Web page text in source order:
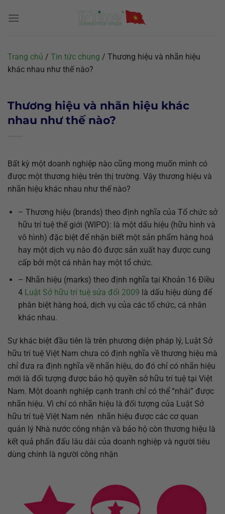
đến
Trang chủ / Tin tức chung / Thương hiệu và nhãn hiệu
khác nhau như thế nào?
Thương hiệu và nhãn hiệu khác
nhau như thế nào?
Bất kỳ một doanh nghiệp nào cũng mong muốn mình có
được một thương hiệu trên thị trường. Vậy thương hiệu và
nhãn hiệu khác nhau như thế nào?
– Thương hiệu (brands) theo định nghĩa của Tổ chức sở
hữu trí tuệ thế giới (WIPO): là một dấu hiệu (hữu hình và
vô hình) đặc biệt để nhận biết một sản phẩm hàng hoá
hay một dịch vụ nào đó được sản xuất hay được cung
cấp bởi một cá nhân hay một tổ chức.
– Nhãn hiệu (marks) theo định nghĩa tại Khoản 16 Điều
4 Luật Sở hữu trí tuệ sửa đổi 2009 là dấu hiệu dùng để
phân biệt hàng hoá, dịch vụ của các tổ chức, cá nhân
khác nhau.
Sự khác biệt đầu tiên là trên phương diện pháp lý, Luật Sở
hữu trí tuệ Việt Nam chưa có định nghĩa về thương hiệu mà
chỉ đưa ra định nghĩa về nhãn hiệu, do đó chỉ có nhãn hiệu
mới là đối tượng được bảo hộ quyền sở hữu trí tuệ tại Việt
Nam. Một doanh nghiệp cạnh tranh chỉ có thể “nhái” được
nhãn hiệu. Vì chí có nhãn hiệu là đối tượng của Luật Sở
hữu trí tuệ Việt Nam nên nhãn hiệu được các cơ quan
quản lý Nhà nước công nhận và bảo hộ còn thương hiệu là
kết quả phấn đấu lâu dài của doanh nghiệp và người tiêu
dùng chính là người công nhận